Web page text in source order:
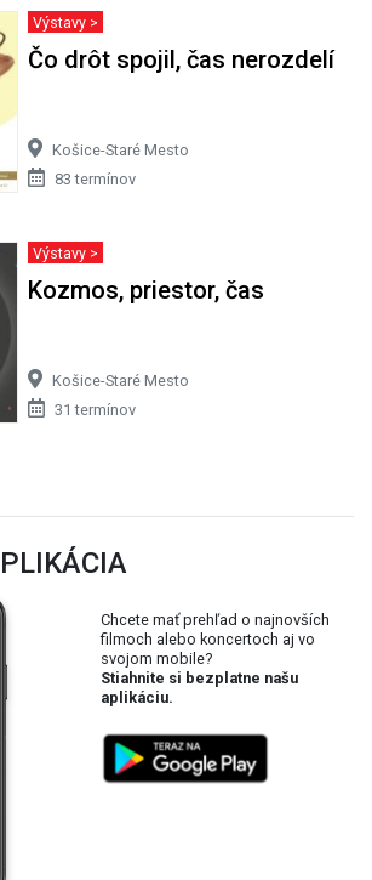
Výstavy >
Čo drôt spojil, čas nerozdelí
Košice-Staré Mesto
83 termínov
Výstavy >
Kozmos, priestor, čas
Košice-Staré Mesto
31 termínov
Chcete mať prehľad o najnovších
filmoch alebo koncertoch aj vo
svojom mobile?
Stiahnite si bezplatne našu
aplikáciu.